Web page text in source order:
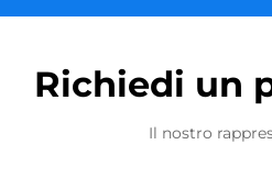
Richiedi un
Il nostro